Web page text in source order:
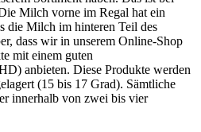
Milch vorne im Regal hat ein
die Milch im hinteren Teil des
dass wir in unserem Online-Shop
mit einem guten
anbieten. Diese Produkte werden
(15 bis 17 Grad). Sämtliche
innerhalb von zwei bis vier